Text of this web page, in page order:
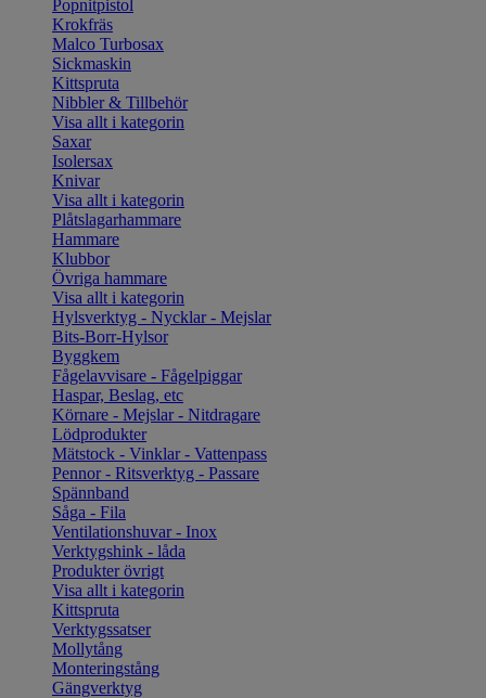
Popnitpistol
Krokfräs
Malco Turbosax
Sickmaskin
Kittspruta
Nibbler & Tillbehör
Visa allt i kategorin
Saxar
Isolersax
Knivar
Visa allt i kategorin
Plåtslagarhammare
Hammare
Klubbor
Övriga hammare
Visa allt i kategorin
Hylsverktyg - Nycklar - Mejslar
Bits-Borr-Hylsor
Byggkem
Fågelavvisare - Fågelpiggar
Haspar, Beslag, etc
Körnare - Mejslar - Nitdragare
Lödprodukter
Mätstock - Vinklar - Vattenpass
Pennor - Ritsverktyg - Passare
Spännband
Såga - Fila
Ventilationshuvar - Inox
Verktygshink - låda
Produkter övrigt
Visa allt i kategorin
Kittspruta
Verktygssatser
Mollytång
Monteringstång
Gängverktyg